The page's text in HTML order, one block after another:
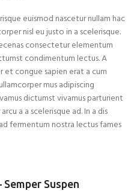
euismod nascetur nullam hac
nisl eu justo in a scelerisque.
consectetur elementum
condimentum lectus. A
et congue sapien erat a cum
mus adipiscing
dictumst vivamus parturient
a a scelerisque ad. In a dis
fermentum nostra lectus fames
Suspen